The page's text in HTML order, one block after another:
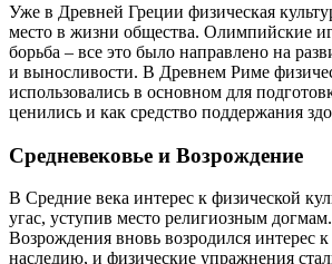
Уже в Древней Греции физическая
место в жизни общества. Олимпийские
борьба – все это было направлено на
и выносливости. В Древнем Риме
использовались в основном для
ценились и как средство поддержания
Средневековье и Возрождение
В Средние века интерес к физической
угас, уступив место религиозным
Возрождения вновь возродился интерес
наследию, и физические упражнения